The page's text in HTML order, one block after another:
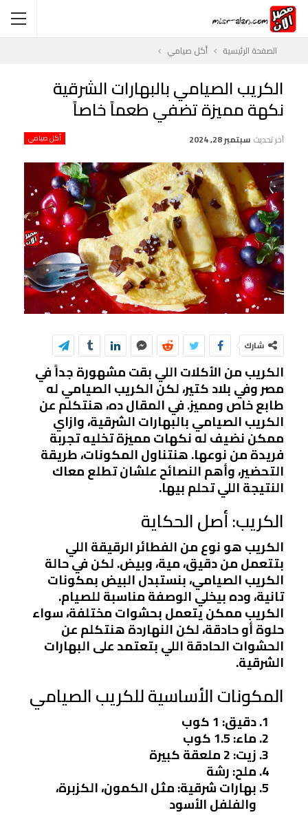
الصفحة الرئيسية أكل صيامي
الكريب الصيامي بالبهارات الشرقية
نكهة مميزة تضفي طعماً خاصاً
أكل صيامي آخر تحديث سبتمبر 28, 2024
شارك
الكريب من الأكلات اللي بقت مشهورة جداً في
مصر وفي بلاد كتير، لكن الكريب الصيامي له
طابع خاص ومميز. في المقال ده، هنتكلم عن
الكريب الصيامي بالبهارات الشرقية، وازاي
ممكن نضيف له نكهات مميزة تخليه تجربة
فريدة من نوعها. هنتناول المكونات، طريقة
التحضير، وأهم النصائح علشان تطلع معاك
النتيجة اللي تحلم بيها.
الكريب: أصل الحكاية
الكريب هو نوع من الفطائر الرقيقة اللي
بتتعمل من دقيق، مية، وبيض. لكن في حالة
الكريب الصيامي، بنستبدل البيض بمكونات
تانية، وده بيخلي الوصفة مناسبة للصيام.
الكريب ممكن يتعمل بحشوات مختلفة، سواء
حلوة أو حادقة، لكن النهاردة هنتكلم عن
الحشوات الحادقة اللي بتعتمد على البهارات
الشرقية.
المكونات الأساسية للكريب الصيامي
دقيق: 1 كوب
ماء: 1.5 كوب
زيت: 2 ملعقة كبيرة
ملح: رشة
بهارات شرقية: مثل الكمون، الكزبرة،
والفلفل الأسود